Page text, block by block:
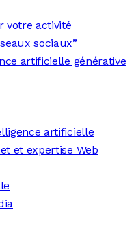
votre activité
sociaux”
artificielle générative
artificielle
et expertise Web